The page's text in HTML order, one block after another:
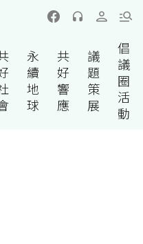
永
續
地
球
共
好
響
應
議
題
策
展
倡
議
圈
活
動